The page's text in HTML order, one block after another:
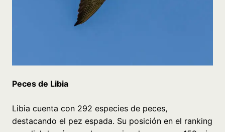
Peces de Libia
Libia cuenta con 292 especies de peces,
destacando el pez espada. Su posición en el ranking